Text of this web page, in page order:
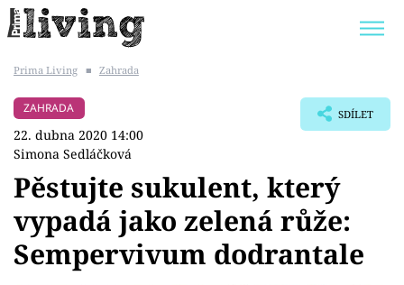
BYDLENÍ SLAVNÝCH
Témata
Bydlení
Prima Living ■ Zahrada
ZAHRADA
22. dubna 2020 14:00
Simona Sedláčková
SDÍLET
Pěstujte sukulent, který
vypadá jako zelená růže:
Sempervivum dodrantale